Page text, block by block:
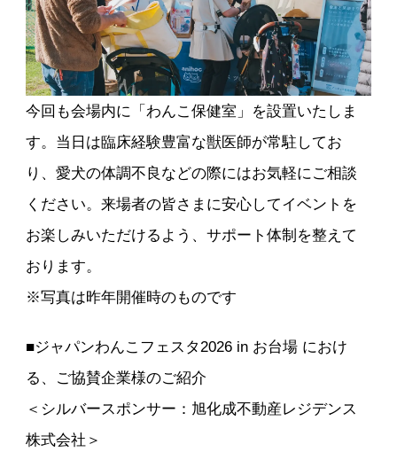
今回も会場内に「わんこ保健室」を設置いたしま
す。当日は臨床経験豊富な獣医師が常駐してお
り、愛犬の体調不良などの際にはお気軽にご相談
ください。来場者の皆さまに安心してイベントを
お楽しみいただけるよう、サポート体制を整えて
おります。
※写真は昨年開催時のものです
■ジャパンわんこフェスタ2026 in お台場 におけ
る、ご協賛企業様のご紹介
＜シルバースポンサー：旭化成不動産レジデンス
株式会社＞